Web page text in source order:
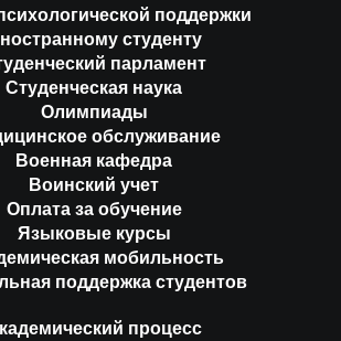
поддержки
студенту
парламент
Студенческая наука
Олимпиады
обслуживание
Военная кафедра
Воинский учет
Оплата за обучение
Языковые курсы
мобильность
поддержка студентов
процесс